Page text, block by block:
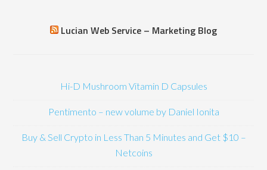
Lucian Web Service – Marketing Blog
Hi-D Mushroom Vitamin D Capsules
Pentimento – new volume by Daniel Ionita
Buy & Sell Crypto in Less Than 5 Minutes and Get $10 –
Netcoins